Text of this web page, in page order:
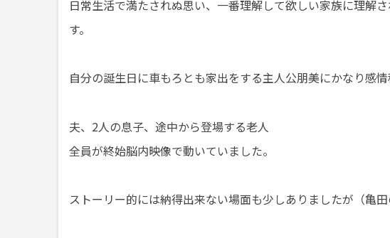
日常生活で満たされぬ思い、一番理解して欲しい家族に理解
す。
自分の誕生日に車もろとも家出をする主人公朋美にかなり感
夫、2人の息子、途中から登場する老人
全員が終始脳内映像で動いていました。
ストーリー的には納得出来ない場面も少しありましたが（亀